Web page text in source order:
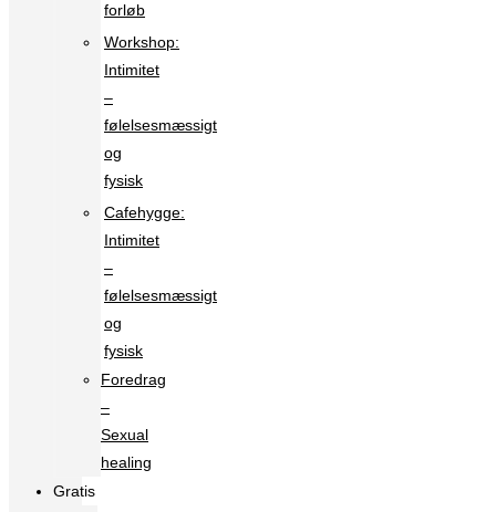
forløb
Workshop:
Intimitet
–
følelsesmæssigt
og
fysisk
Cafehygge:
Intimitet
–
følelsesmæssigt
og
fysisk
Foredrag
–
Sexual
healing
Gratis